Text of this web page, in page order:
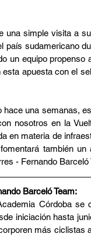
una simple visita a
país sudamericano
un equipo
apuesta con el
una semanas,
nosotros en la
en materia de
también
- Fernando Barceló
Barceló Team:
Córdoba se
iniciación hasta
más ciclistas